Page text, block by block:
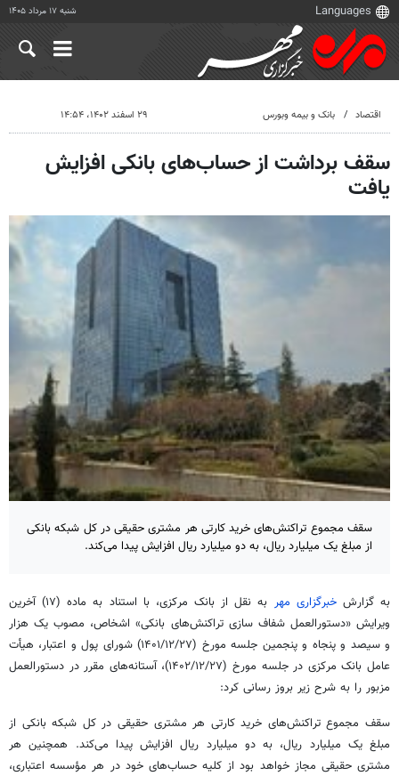
شنبه ۱۷ مرداد ۱۴۰۵
اقتصاد بانک و بیمه وبورس ۲۹ اسفند ۱۴۰۲، ۱۴:۵۴
سقف برداشت از حساب‌های بانکی افزایش
یافت
سقف مجموع تراکنش‌های خرید کارتی هر مشتری حقیقی در کل شبکه بانکی
از مبلغ یک میلیارد ریال، به دو میلیارد ریال افزایش پیدا می‌کند.
به گزارشخبرگزاری مهر
به نقل از بانک مرکزی، با استناد به ماده (۱۷) آخرین
ویرایش «دستورالعمل شفاف سازی تراکنش‌های بانکی» اشخاص، مصوب یک هزار
و سیصد و پنجاه و پنجمین جلسه مورخ (۱۴۰۱/۱۲/۲۷) شورای پول و اعتبار، هیأت
عامل بانک مرکزی در جلسه مورخ (۱۴۰۲/۱۲/۲۷)، آستانه‌های مقرر در دستورالعمل
مزبور را به شرح زیر بروز رسانی کرد:
سقف مجموع تراکنش‌های خرید کارتی هر مشتری حقیقی در کل شبکه بانکی از
مبلغ یک میلیارد ریال، به دو میلیارد ریال افزایش پیدا می‌کند. همچنین هر
مشتری حقیقی مجاز خواهد بود از کلیه حساب‌های خود در هر مؤسسه اعتباری،